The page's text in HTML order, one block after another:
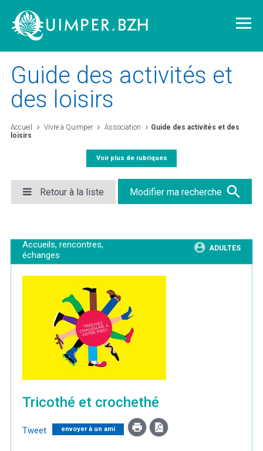
Vivre à Quimper
Découvrir Quimper
Quimper demain
L'agglomération
Webcams Select Language
Guide des activités et
des loisirs
Accueil Vivre à Quimper Association
Guide des activités et des
loisirs
Voir plus de rubriques
Retour à la liste Modifier ma recherche
Accueils, rencontres,
échanges
ADULTES
Tricothé et crochethé
Tweet envoyer à un ami